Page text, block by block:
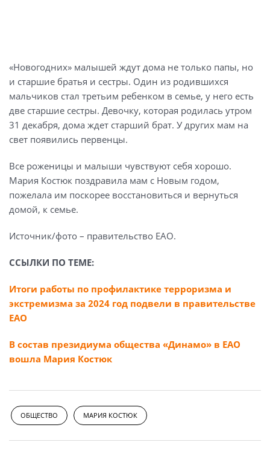
«Новогодних» малышей ждут дома не только папы, но
и старшие братья и сестры. Один из родившихся
мальчиков стал третьим ребенком в семье, у него есть
две старшие сестры. Девочку, которая родилась утром
31 декабря, дома ждет старший брат. У других мам на
свет появились первенцы.
Все роженицы и малыши чувствуют себя хорошо.
Мария Костюк поздравила мам с Новым годом,
пожелала им поскорее восстановиться и вернуться
домой, к семье.
Источник/фото – правительство ЕАО.
ССЫЛКИ ПО ТЕМЕ:
Итоги работы по профилактике терроризма и
экстремизма за 2024 год подвели в правительстве
ЕАО
В состав президиума общества «Динамо» в ЕАО
вошла Мария Костюк
ОБЩЕСТВО МАРИЯ КОСТЮК